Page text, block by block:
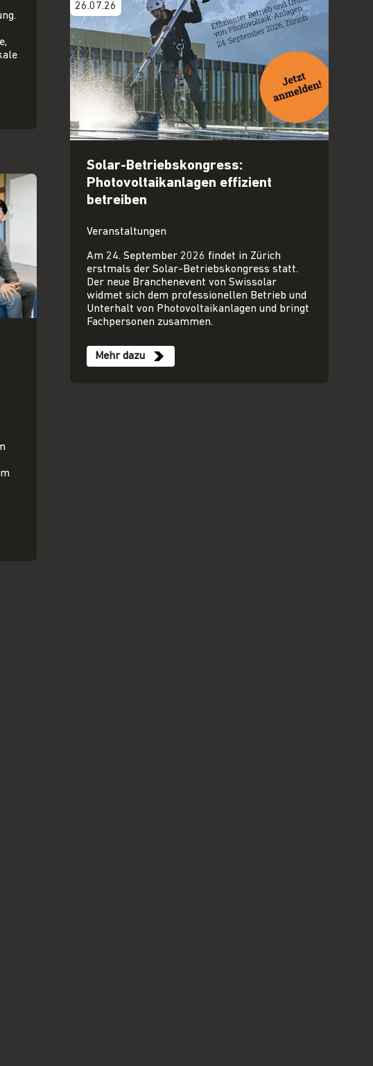
26.07.26
Solar-Betriebskongress:
Photovoltaikanlagen effizient
betreiben
Veranstaltungen
Am 24. September 2026 findet in Zürich
erstmals der Solar-Betriebskongress statt.
Der neue Branchenevent von Swissolar
widmet sich dem professionellen Betrieb und
Unterhalt von Photovoltaikanlagen und bringt
Fachpersonen zusammen.
Mehr dazu